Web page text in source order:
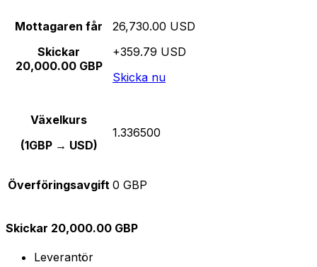
Mottagaren får
Skickar
20,000.00 GBP
26,730.00 USD
+359.79 USD
Skicka nu
Växelkurs
(1GBP → USD)
1.336500
Överföringsavgift 0 GBP
Skickar 20,000.00 GBP
Leverantör